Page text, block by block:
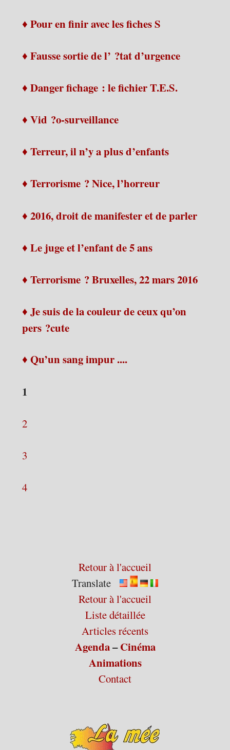
♦ Pour en finir avec les fiches S
♦ Fausse sortie de l’ ?tat d’urgence
♦ Danger fichage : le fichier T.E.S.
♦ Vid ?o-surveillance
♦ Terreur, il n’y a plus d’enfants
♦ Terrorisme ? Nice, l’horreur
♦ 2016, droit de manifester et de parler
♦ Le juge et l’enfant de 5 ans
♦ Terrorisme ? Bruxelles, 22 mars 2016
♦ Je suis de la couleur de ceux qu’on
pers ?cute
♦ Qu’un sang impur ....
1
2
3
4
Retour à l'accueil
Translate
Retour à l'accueil
Liste détaillée
Articles récents
Agenda–Cinéma
Animations
Contact